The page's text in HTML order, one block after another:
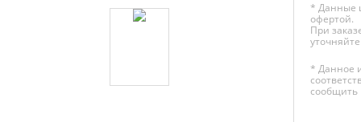
* Данные
офертой.
При
* Данное
сообщить